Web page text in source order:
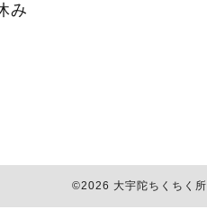
み
©2026 大宇陀ちくちく所